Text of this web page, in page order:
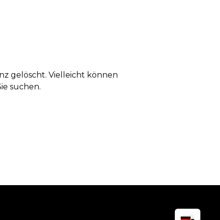
gelöscht. Vielleicht können
suchen.